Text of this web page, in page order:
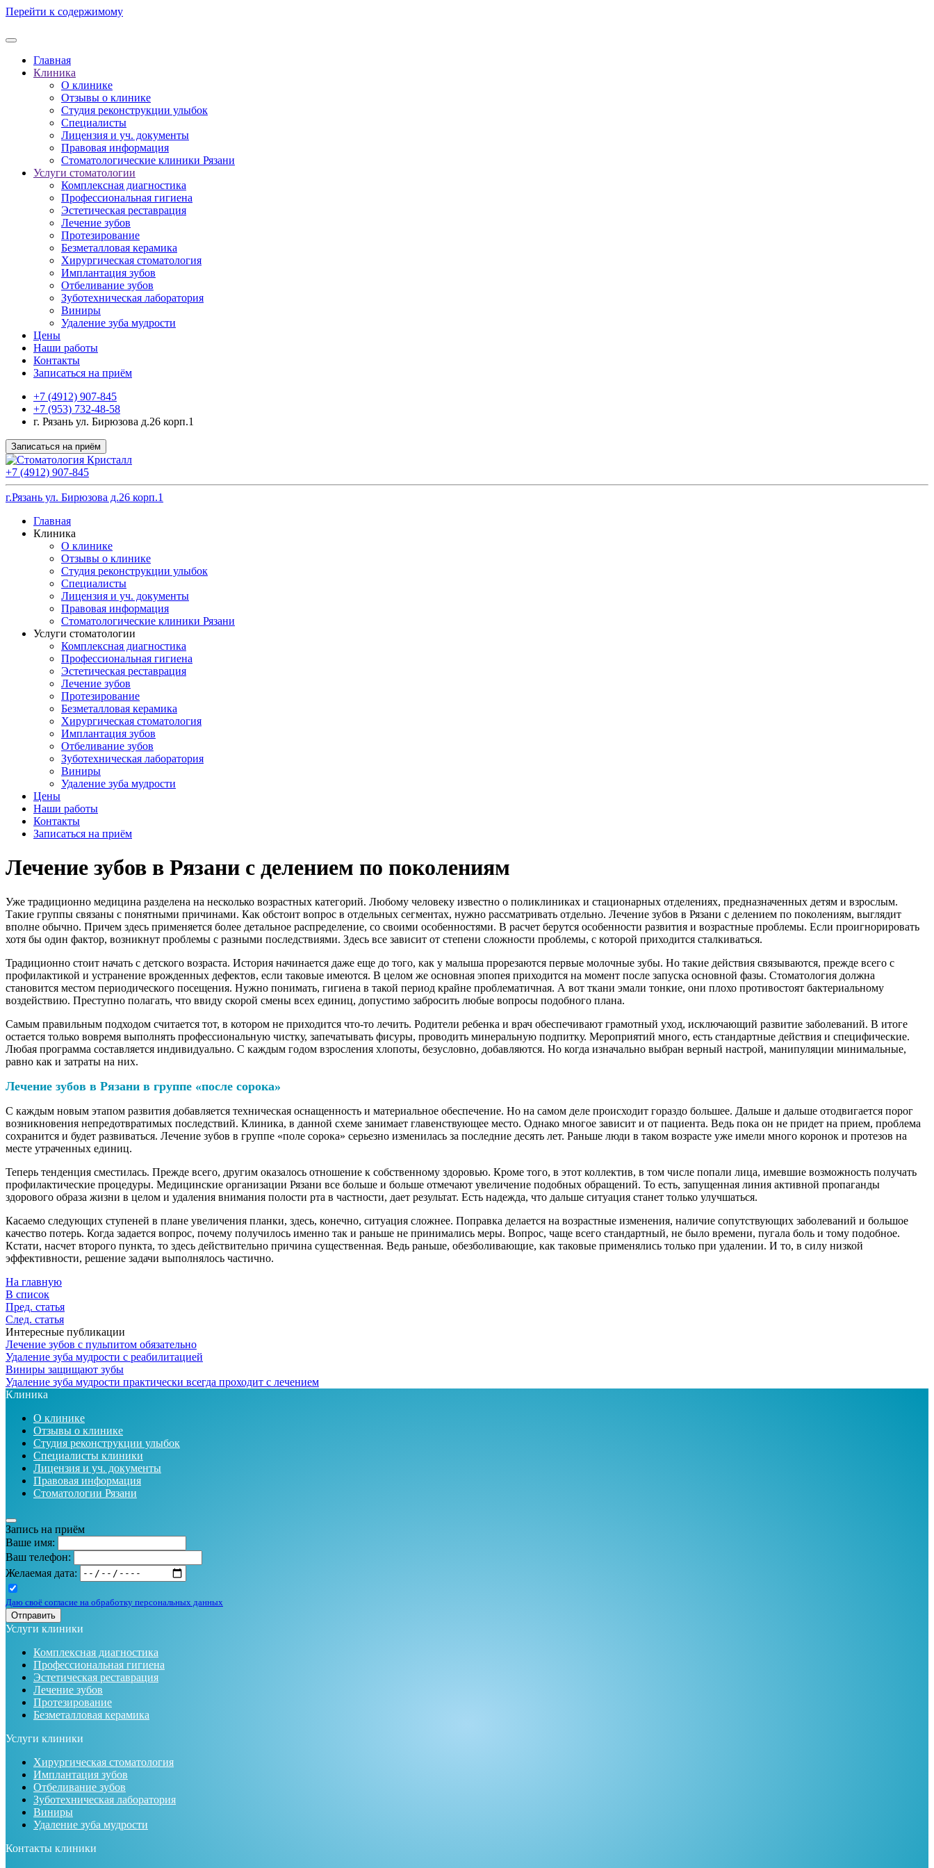
Перейти к содержимому
Главная
Клиника
О клинике
Отзывы о клинике
Студия реконструкции улыбок
Специалисты
Лицензия и уч. документы
Правовая информация
Стоматологические клиники Рязани
Услуги стоматологии
Комплексная диагностика
Профессиональная гигиена
Эстетическая реставрация
Лечение зубов
Протезирование
Безметалловая керамика
Хирургическая стоматология
Имплантация зубов
Отбеливание зубов
Зуботехническая лаборатория
Виниры
Удаление зуба мудрости
Цены
Наши работы
Контакты
Записаться на приём
+7 (4912) 907-845
+7 (953) 732-48-58
г. Рязань ул. Бирюзова д.26 корп.1
Записаться на приём
+7 (4912) 907-845
г.Рязань ул. Бирюзова д.26 корп.1
Главная
Клиника
О клинике
Отзывы о клинике
Студия реконструкции улыбок
Специалисты
Лицензия и уч. документы
Правовая информация
Стоматологические клиники Рязани
Услуги стоматологии
Комплексная диагностика
Профессиональная гигиена
Эстетическая реставрация
Лечение зубов
Протезирование
Безметалловая керамика
Хирургическая стоматология
Имплантация зубов
Отбеливание зубов
Зуботехническая лаборатория
Виниры
Удаление зуба мудрости
Цены
Наши работы
Контакты
Записаться на приём
Лечение зубов в Рязани с делением по поколениям
Уже традиционно медицина разделена на несколько возрастных категорий. Любому человеку известно о поликлиниках и стационарных отделениях, предназначенных детям и взрослым.
Такие группы связаны с понятными причинами. Как обстоит вопрос в отдельных сегментах, нужно рассматривать отдельно. Лечение зубов в Рязани с делением по поколениям, выглядит
вполне обычно. Причем здесь применяется более детальное распределение, со своими особенностями. В расчет берутся особенности развития и возрастные проблемы. Если проигнорировать
хотя бы один фактор, возникнут проблемы с разными последствиями. Здесь все зависит от степени сложности проблемы, с которой приходится сталкиваться.
Традиционно стоит начать с детского возраста. История начинается даже еще до того, как у малыша прорезаются первые молочные зубы. Но такие действия связываются, прежде всего с
профилактикой и устранение врожденных дефектов, если таковые имеются. В целом же основная эпопея приходится на момент после запуска основной фазы. Стоматология должна
становится местом периодического посещения. Нужно понимать, гигиена в такой период крайне проблематичная. А вот ткани эмали тонкие, они плохо противостоят бактериальному
воздействию. Преступно полагать, что ввиду скорой смены всех единиц, допустимо забросить любые вопросы подобного плана.
Самым правильным подходом считается тот, в котором не приходится что-то лечить. Родители ребенка и врач обеспечивают грамотный уход, исключающий развитие заболеваний. В итоге
остается только вовремя выполнять профессиональную чистку, запечатывать фисуры, проводить минеральную подпитку. Мероприятий много, есть стандартные действия и специфические.
Любая программа составляется индивидуально. С каждым годом взросления хлопоты, безусловно, добавляются. Но когда изначально выбран верный настрой, манипуляции минимальные,
равно как и затраты на них.
Лечение зубов в Рязани в группе «после сорока»
С каждым новым этапом развития добавляется техническая оснащенность и материальное обеспечение. Но на самом деле происходит гораздо большее. Дальше и дальше отодвигается порог
возникновения непредотвратимых последствий. Клиника, в данной схеме занимает главенствующее место. Однако многое зависит и от пациента. Ведь пока он не придет на прием, проблема
сохранится и будет развиваться. Лечение зубов в группе «поле сорока» серьезно изменилась за последние десять лет. Раньше люди в таком возрасте уже имели много коронок и протезов на
месте утраченных единиц.
Теперь тенденция сместилась. Прежде всего, другим оказалось отношение к собственному здоровью. Кроме того, в этот коллектив, в том числе попали лица, имевшие возможность получать
профилактические процедуры. Медицинские организации Рязани все больше и больше отмечают увеличение подобных обращений. То есть, запущенная линия активной пропаганды
здорового образа жизни в целом и удаления внимания полости рта в частности, дает результат. Есть надежда, что дальше ситуация станет только улучшаться.
Касаемо следующих ступеней в плане увеличения планки, здесь, конечно, ситуация сложнее. Поправка делается на возрастные изменения, наличие сопутствующих заболеваний и большое
качество потерь. Когда задается вопрос, почему получилось именно так и раньше не принимались меры. Вопрос, чаще всего стандартный, не было времени, пугала боль и тому подобное.
Кстати, насчет второго пункта, то здесь действительно причина существенная. Ведь раньше, обезболивающие, как таковые применялись только при удалении. И то, в силу низкой
эффективности, решение задачи выполнялось частично.
На главную
В список
Пред. статья
След. статья
Интересные публикации
Лечение зубов с пульпитом обязательно
Удаление зуба мудрости с реабилитацией
Виниры защищают зубы
Удаление зуба мудрости практически всегда проходит с лечением
Клиника
О клинике
Отзывы о клинике
Студия реконструкции улыбок
Специалисты клиники
Лицензия и уч. документы
Правовая информация
Стоматологии Рязани
Запись на приём
Ваше имя:
Ваш телефон:
Желаемая дата:
Даю своё согласие на обработку персональных данных
Отправить
Услуги клиники
Комплексная диагностика
Профессиональная гигиена
Эстетическая реставрация
Лечение зубов
Протезирование
Безметалловая керамика
Услуги клиники
Хирургическая стоматология
Имплантация зубов
Отбеливание зубов
Зуботехническая лаборатория
Виниры
Удаление зуба мудрости
Контакты клиники